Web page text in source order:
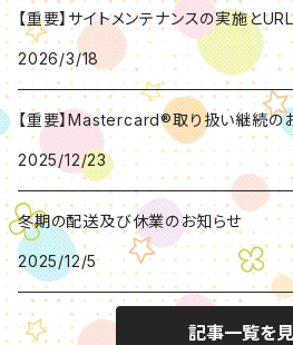
【重要】サイトメンテナンスの実施と
2026/3/18
【重要】Mastercard®取り扱い継続の
2025/12/23
冬期の配送及び休業のお知らせ
2025/12/5
記事一覧を